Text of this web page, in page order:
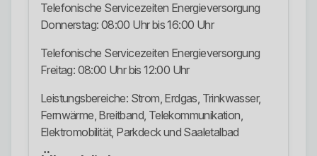
Telefonische Servicezeiten Energieversorgung
Donnerstag: 08:00 Uhr bis 16:00 Uhr
Telefonische Servicezeiten Energieversorgung
Freitag: 08:00 Uhr bis 12:00 Uhr
Leistungsbereiche: Strom, Erdgas, Trinkwasser,
Fernwärme, Breitband, Telekommunikation,
Elektromobilität, Parkdeck und Saaletalbad